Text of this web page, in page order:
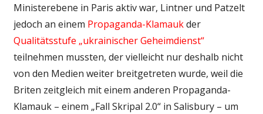
Ministerebene in Paris aktiv war, Lintner und Patzelt
jedoch an einem Propaganda-Klamaukder
Qualitätsstufe „ukrainischer Geheimdienst“
teilnehmen mussten, der vielleicht nur deshalb nicht
von den Medien weiter breitgetreten wurde, weil die
Briten zeitgleich mit einem anderen Propaganda-
Klamauk – einem „Fall Skripal 2.0“ in Salisbury – um